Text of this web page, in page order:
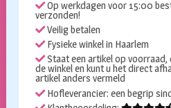
6st
aantal
Op werkdagen voor 15:00
verzonden!
Veilig betalen
Fysieke winkel in Haarlem
Staat een artikel op
de winkel en kunt u het direct
artikel anders vermeld
Hofleverancier: een begrip